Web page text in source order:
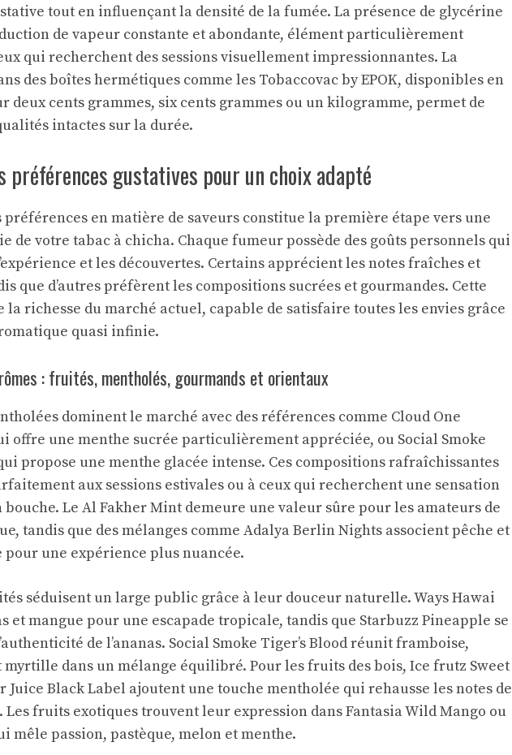
tout en influençant la densité de la fumée. La présence de glycérine
de vapeur constante et abondante, élément particulièrement
qui recherchent des sessions visuellement impressionnantes. La
des boîtes hermétiques comme les Tobaccovac by EPOK, disponibles en
deux cents grammes, six cents grammes ou un kilogramme, permet de
intactes sur la durée.
préférences gustatives pour un choix adapté
en matière de saveurs constitue la première étape vers une
de votre tabac à chicha. Chaque fumeur possède des goûts personnels qui
et les découvertes. Certains apprécient les notes fraîches et
que d’autres préfèrent les compositions sucrées et gourmandes. Cette
richesse du marché actuel, capable de satisfaire toutes les envies grâce
quasi infinie.
: fruités, mentholés, gourmands et orientaux
dominent le marché avec des références comme Cloud One
offre une menthe sucrée particulièrement appréciée, ou Social Smoke
propose une menthe glacée intense. Ces compositions rafraîchissantes
aux sessions estivales ou à ceux qui recherchent une sensation
Le Al Fakher Mint demeure une valeur sûre pour les amateurs de
tandis que des mélanges comme Adalya Berlin Nights associent pêche et
une expérience plus nuancée.
séduisent un large public grâce à leur douceur naturelle. Ways Hawai
et mangue pour une escapade tropicale, tandis que Starbuzz Pineapple se
de l’ananas. Social Smoke Tiger’s Blood réunit framboise,
myrtille dans un mélange équilibré. Pour les fruits des bois, Ice frutz Sweet
Juice Black Label ajoutent une touche mentholée qui rehausse les notes de
Les fruits exotiques trouvent leur expression dans Fantasia Wild Mango ou
mêle passion, pastèque, melon et menthe.